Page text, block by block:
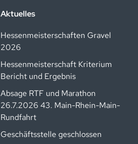
Aktuelles
Hessenmeisterschaften Gravel
2026
Hessenmeisterschaft Kriterium
Bericht und Ergebnis
Absage RTF und Marathon
26.7.2026 43. Main-Rhein-Main-
Rundfahrt
Geschäftsstelle geschlossen